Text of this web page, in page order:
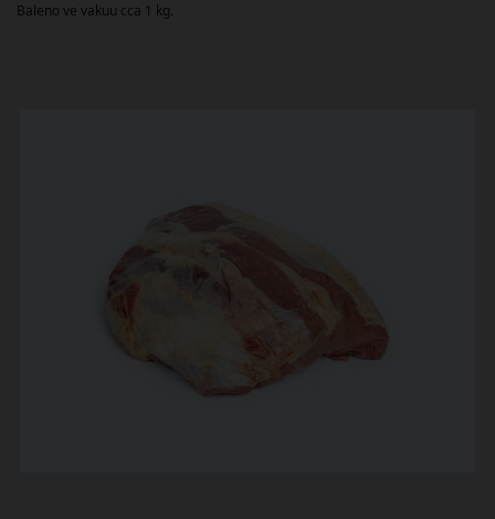
Baleno ve vakuu cca 1 kg.